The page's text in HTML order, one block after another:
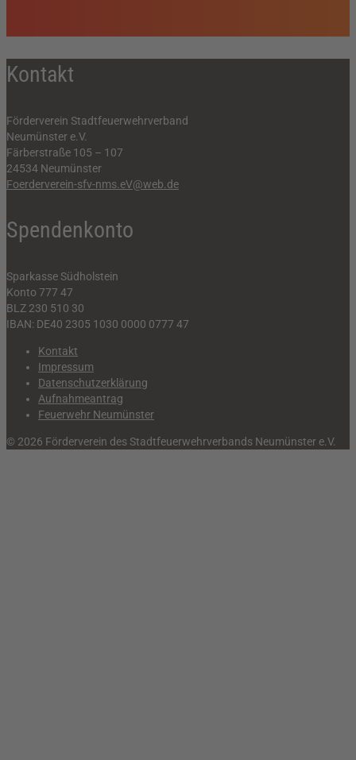
Kontakt
Förderverein Stadtfeuerwehrverband
Neumünster e.V.
Färberstraße 105 – 107
24534 Neumünster
Foerderverein-sfv-nms.eV@web.de
Spendenkonto
Sparkasse Südholstein
Konto 777 47
BLZ 230 510 30
IBAN: DE40 2305 1030 0000 0777 47
Kontakt
Impressum
Datenschutzerklärung
Aufnahmeantrag
Feuerwehr Neumünster
© 2026 Förderverein des Stadtfeuerwehrverbands Neumünster e.V.